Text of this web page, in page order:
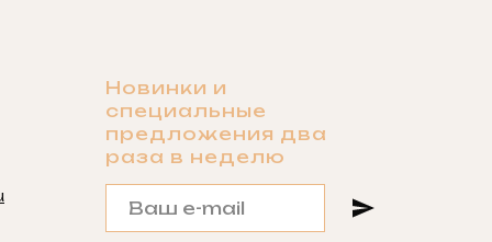
Новинки и
специальные
предложения два
раза в неделю